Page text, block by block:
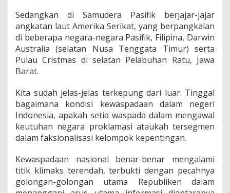
Sedangkan di Samudera Pasifik berjajar-jajar
angkatan laut Amerika Serikat, yang berpangkalan
di beberapa negara-negara Pasifik, Filipina, Darwin
Australia (selatan Nusa Tenggata Timur) serta
Pulau Cristmas di selatan Pelabuhan Ratu, Jawa
Barat.
Kita sudah jelas-jelas terkepung dari luar. Tinggal
bagaimana kondisi kewaspadaan dalam negeri
Indonesia, apakah setia waspada dalam mengawal
keutuhan negara proklamasi ataukah tersegmen
dalam faksionalisasi kelompok kepentingan.
Kewaspadaan nasional benar-benar mengalami
titik klimaks terendah, terbukti dengan pecahnya
golongan-golongan utama Republiken dalam